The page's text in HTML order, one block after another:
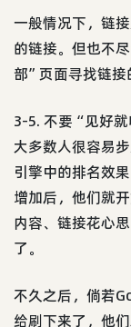
一般情况下，链
的链接。但也不
部”页面寻找链接
3-5. 不要“见好
大多数人很容易
引擎中的排名效
增加后，他们就
内容、链接花心
了。
不久之后，倘若
给刷下来了，他